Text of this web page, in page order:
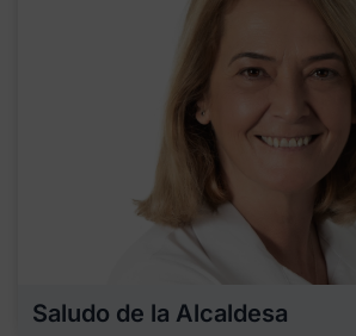
Saludo de la Alcaldesa